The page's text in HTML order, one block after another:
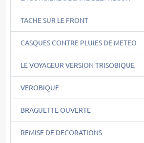
TACHE SUR LE FRONT
CASQUES CONTRE PLUIES DE METEO
LE VOYAGEUR VERSION TRISOBIQUE
VEROBIQUE
BRAGUETTE OUVERTE
REMISE DE DECORATIONS